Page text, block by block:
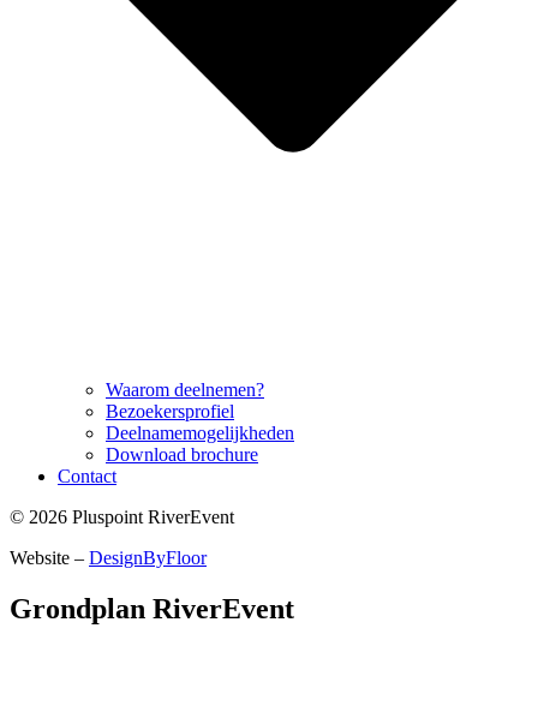
Waarom deelnemen?
Bezoekersprofiel
Deelnamemogelijkheden
Download brochure
Contact
© 2026 Pluspoint RiverEvent
Website – DesignByFloor
Grondplan RiverEvent